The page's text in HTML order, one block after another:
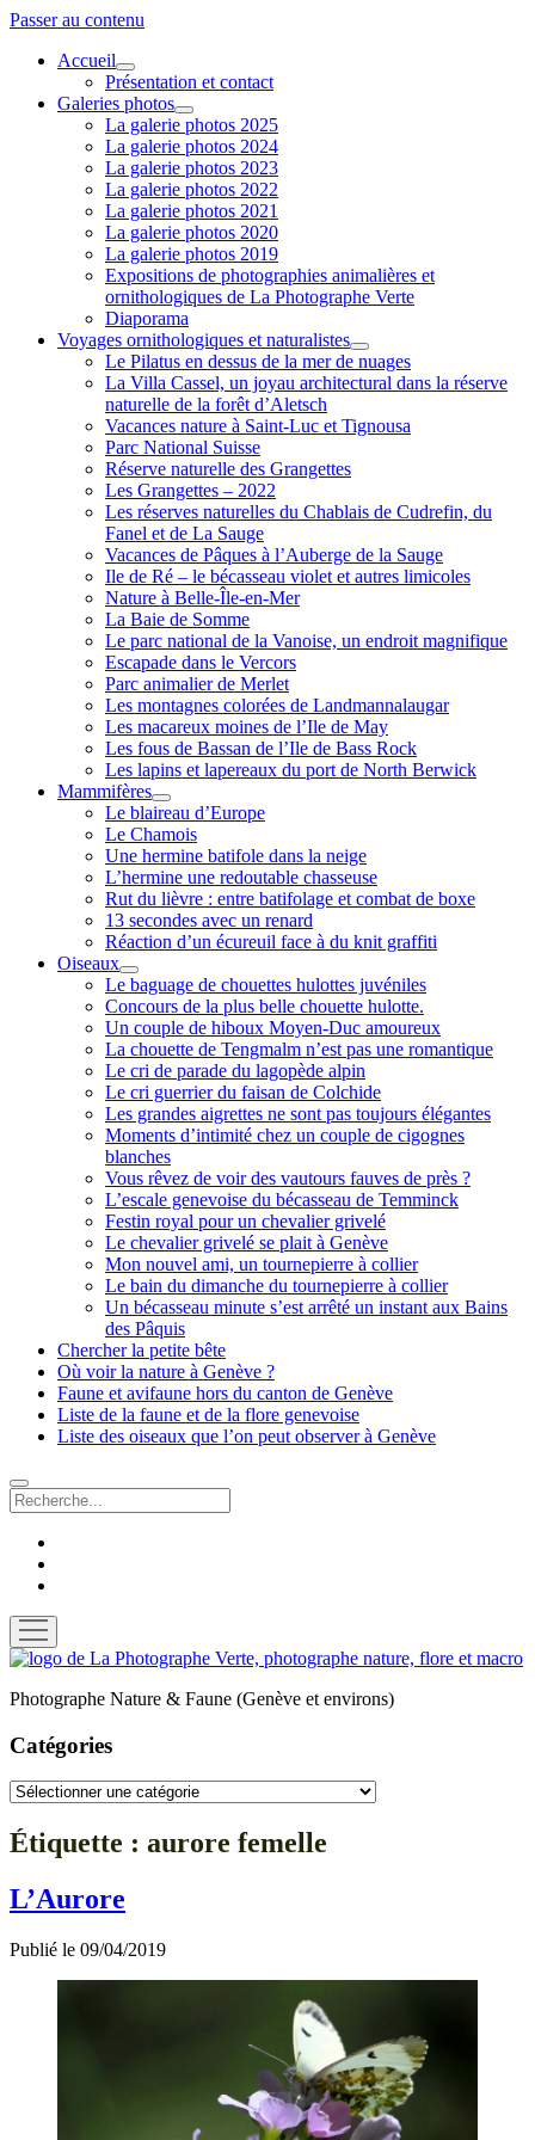
Passer au contenu
Accueil
ouvrir
menu
Présentation et contact
Galeries photos
ouvrir
menu
La galerie photos 2025
La galerie photos 2024
La galerie photos 2023
La galerie photos 2022
La galerie photos 2021
La galerie photos 2020
La galerie photos 2019
Expositions de photographies animalières et
ornithologiques de La Photographe Verte
Diaporama
Voyages ornithologiques et naturalistes
ouvrir
menu
Le Pilatus en dessus de la mer de nuages
La Villa Cassel, un joyau architectural dans la réserve
naturelle de la forêt d’Aletsch
Vacances nature à Saint-Luc et Tignousa
Parc National Suisse
Réserve naturelle des Grangettes
Les Grangettes – 2022
Les réserves naturelles du Chablais de Cudrefin, du
Fanel et de La Sauge
Vacances de Pâques à l’Auberge de la Sauge
Ile de Ré – le bécasseau violet et autres limicoles
Nature à Belle-Île-en-Mer
La Baie de Somme
Le parc national de la Vanoise, un endroit magnifique
Escapade dans le Vercors
Parc animalier de Merlet
Les montagnes colorées de Landmannalaugar
Les macareux moines de l’Ile de May
Les fous de Bassan de l’Ile de Bass Rock
Les lapins et lapereaux du port de North Berwick
Mammifères
ouvrir
menu
Le blaireau d’Europe
Le Chamois
Une hermine batifole dans la neige
L’hermine une redoutable chasseuse
Rut du lièvre : entre batifolage et combat de boxe
13 secondes avec un renard
Réaction d’un écureuil face à du knit graffiti
Oiseaux
ouvrir
menu
Le baguage de chouettes hulottes juvéniles
Concours de la plus belle chouette hulotte.
Un couple de hiboux Moyen-Duc amoureux
La chouette de Tengmalm n’est pas une romantique
Le cri de parade du lagopède alpin
Le cri guerrier du faisan de Colchide
Les grandes aigrettes ne sont pas toujours élégantes
Moments d’intimité chez un couple de cigognes
blanches
Vous rêvez de voir des vautours fauves de près ?
L’escale genevoise du bécasseau de Temminck
Festin royal pour un chevalier grivelé
Le chevalier grivelé se plait à Genève
Mon nouvel ami, un tournepierre à collier
Le bain du dimanche du tournepierre à collier
Un bécasseau minute s’est arrêté un instant aux Bains
des Pâquis
Chercher la petite bête
Où voir la nature à Genève ?
Faune et avifaune hors du canton de Genève
Liste de la faune et de la flore genevoise
Liste des oiseaux que l’on peut observer à Genève
Recherche
ouvrir
menu
La
Verte
Photographe Nature & Faune (Genève et environs)
Catégories
Catégories
Étiquette : aurore femelle
L’Aurore
Publié le 09/04/2019